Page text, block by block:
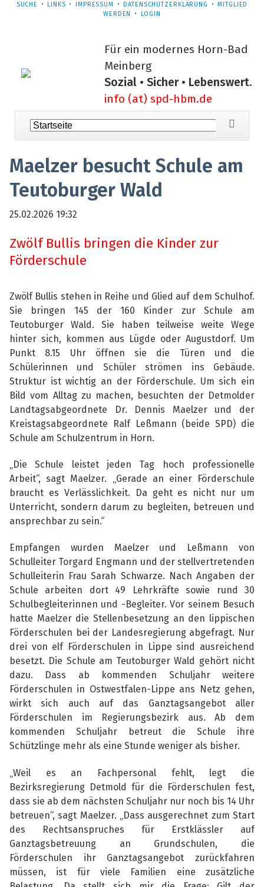
NAVIGATION
SUCHE LINKS IMPRESSUM DATENSCHUTZERKLÄRUNG
MITGLIED
WERDEN
LOGIN
Für ein modernes Horn-Bad
Meinberg
Sozial • Sicher • Lebenswert.
info (at) spd-hbm.de
Navigation
überspringen
Maelzer besucht Schule am
Teutoburger Wald
25.02.2026 19:32
Zwölf Bullis bringen die Kinder zur
Förderschule
Zwölf Bullis stehen in Reihe und Glied auf dem Schulhof.
Sie bringen 145 der 160 Kinder zur Schule am
Teutoburger Wald. Sie haben teilweise weite Wege
hinter sich, kommen aus Lügde oder Augustdorf. Um
Punkt 8.15 Uhr öffnen sie die Türen und die
Schülerinnen und Schüler strömen ins Gebäude.
Struktur ist wichtig an der Förderschule. Um sich ein
Bild vom Alltag zu machen, besuchten der Detmolder
Landtagsabgeordnete Dr. Dennis Maelzer und der
Kreistagsabgeordnete Ralf Leßmann (beide SPD) die
Schule am Schulzentrum in Horn.
„Die Schule leistet jeden Tag hoch professionelle
Arbeit“, sagt Maelzer. „Gerade an einer Förderschule
braucht es Verlässlichkeit. Da geht es nicht nur um
Unterricht, sondern darum zu begleiten, betreuen und
ansprechbar zu sein.“
Empfangen wurden Maelzer und Leßmann von
Schulleiter Torgard Engmann und der stellvertretenden
Schulleiterin Frau Sarah Schwarze. Nach Angaben der
Schule arbeiten dort 49 Lehrkräfte sowie rund 30
Schulbegleiterinnen und -Begleiter. Vor seinem Besuch
hatte Maelzer die Stellenbesetzung an den lippischen
Förderschulen bei der Landesregierung abgefragt. Nur
drei von elf Förderschulen in Lippe sind ausreichend
besetzt. Die Schule am Teutoburger Wald gehört nicht
dazu. Dass ab kommenden Schuljahr weitere
Förderschulen in Ostwestfalen-Lippe ans Netz gehen,
wirkt sich auch auf das Ganztagsangebot aller
Förderschulen im Regierungsbezirk aus. Ab dem
kommenden Schuljahr betreut die Schule ihre
Schützlinge mehr als eine Stunde weniger als bisher.
„Weil es an Fachpersonal fehlt, legt die
Bezirksregierung Detmold für die Förderschulen fest,
dass sie ab dem nächsten Schuljahr nur noch bis 14 Uhr
betreuen“, sagt Maelzer. „Dass ausgerechnet zum Start
des Rechtsanspruches für Erstklässler auf
Ganztagsbetreuung an Grundschulen, die
Förderschulen ihr Ganztagsangebot zurückfahren
müssen, ist für viele Familien eine zusätzliche